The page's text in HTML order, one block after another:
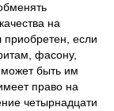
на
приобретен, если
фасону,
быть им
право на
четырнадцати